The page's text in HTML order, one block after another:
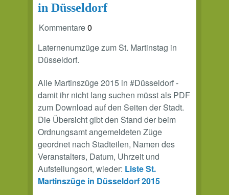
in Düsseldorf
Kommentare0
Laternenumzüge zum St. Martinstag in
Düsseldorf.
Alle Martinszüge 2015 in #Düsseldorf -
damit ihr nicht lang suchen müsst als PDF
zum Download auf den Seiten der Stadt.
Die Übersicht gibt den Stand der beim
Ordnungsamt angemeldeten Züge
geordnet nach Stadteilen, Namen des
Veranstalters, Datum, Uhrzeit und
Aufstellungsort, wieder: Liste St.
Martinszüge in Düsseldorf 2015